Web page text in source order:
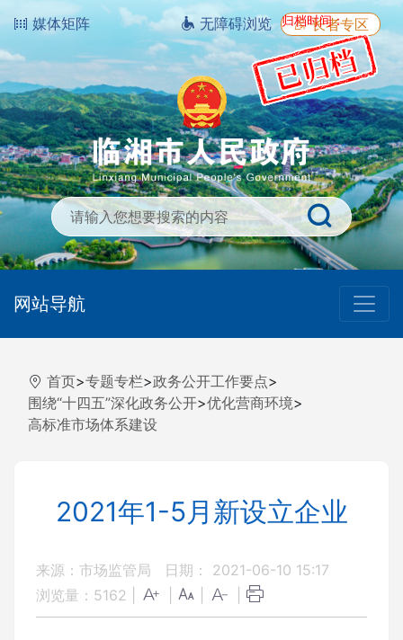
归档时间：
媒体矩阵 无障碍浏览 长者专区
网站导航
首页>专题专栏>政务公开工作要点>
围绕“十四五”深化政务公开>优化营商环境>
高标准市场体系建设
2021年1-5月新设立企业
来源：市场监管局
日期： 2021-06-10 15:17
浏览量： 5162